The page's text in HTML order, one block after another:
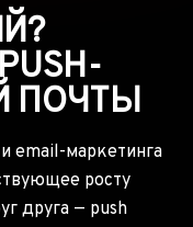
ПОЧТЫ
email-маркетинга
росту
друга — push